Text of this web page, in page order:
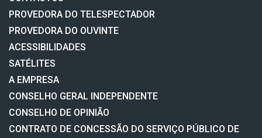
PROVEDORA DO TELESPECTADOR
PROVEDORA DO OUVINTE
ACESSIBILIDADES
SATÉLITES
A EMPRESA
CONSELHO GERAL INDEPENDENTE
CONSELHO DE OPINIÃO
CONTRATO DE CONCESSÃO DO SERVIÇO PÚBLICO DE